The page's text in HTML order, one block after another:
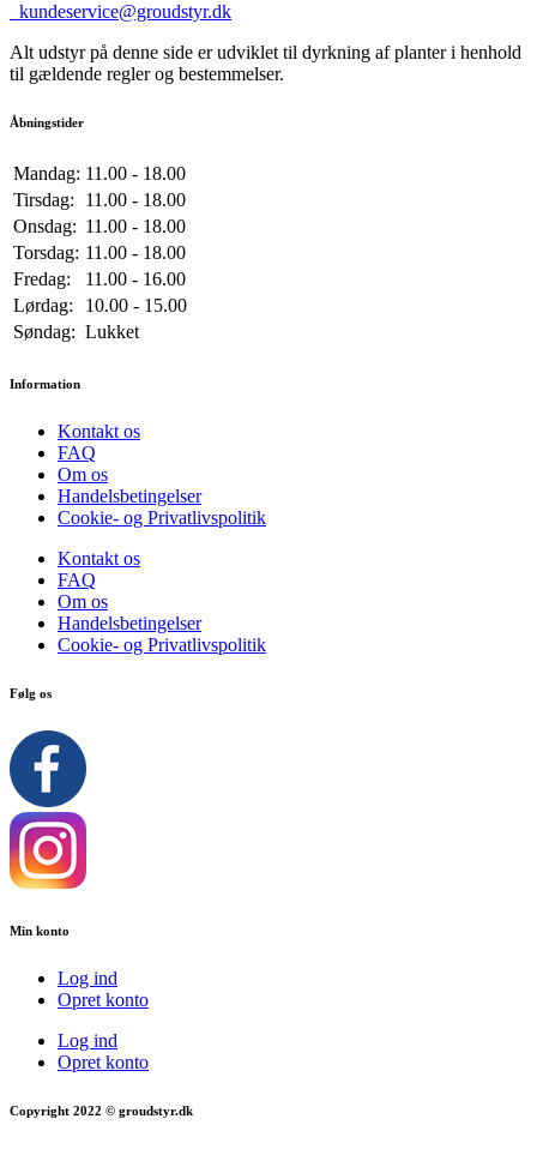
kundeservice@groudstyr.dk
Alt udstyr på denne side er udviklet til dyrkning af planter i henhold
til gældende regler og bestemmelser.
Åbningstider
Mandag: 11.00 - 18.00
Tirsdag:
11.00 - 18.00
Onsdag: 11.00 - 18.00
Torsdag: 11.00 - 18.00
Fredag:
11.00 - 16.00
Lørdag:
10.00 - 15.00
Søndag: Lukket
Information
Kontakt os
FAQ
Om os
Handelsbetingelser
Cookie- og Privatlivspolitik
Kontakt os
FAQ
Om os
Handelsbetingelser
Cookie- og Privatlivspolitik
Følg os
Min konto
Log ind
Opret konto
Log ind
Opret konto
Copyright 2022 © groudstyr.dk